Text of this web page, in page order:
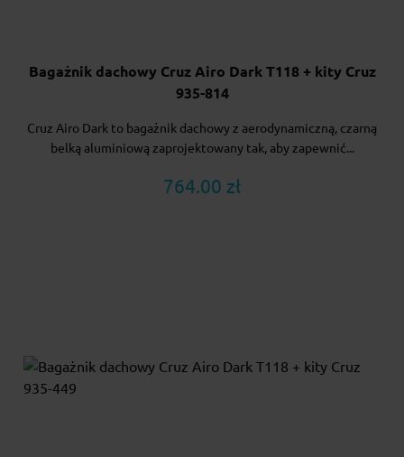
Bagażnik dachowy Cruz Airo Dark T118 + kity Cruz
935-814
Cruz Airo Dark to bagażnik dachowy z aerodynamiczną, czarną
belką aluminiową zaprojektowany tak, aby zapewnić...
764.00 zł